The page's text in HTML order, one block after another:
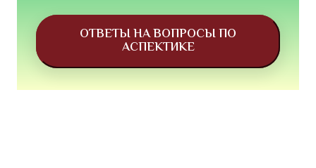
ОТВЕТЫ НА ВОПРОСЫ ПО
АСПЕКТИКЕ